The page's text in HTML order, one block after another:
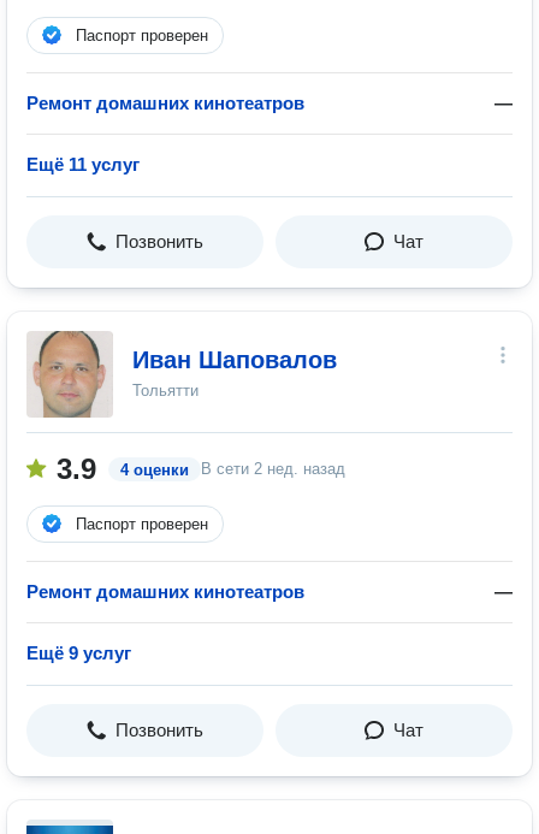
Паспорт проверен
Ремонт домашних кинотеатров —
Ещё 11 услуг
Позвонить Чат
Иван Шаповалов
Тольятти
3.9 4 оценки В сети 2 нед. назад
Паспорт проверен
Ремонт домашних кинотеатров —
Ещё 9 услуг
Позвонить Чат